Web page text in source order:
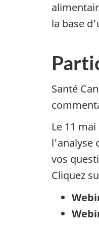
la base
Santé
Le 11
l'analyse
vos
Cliquez